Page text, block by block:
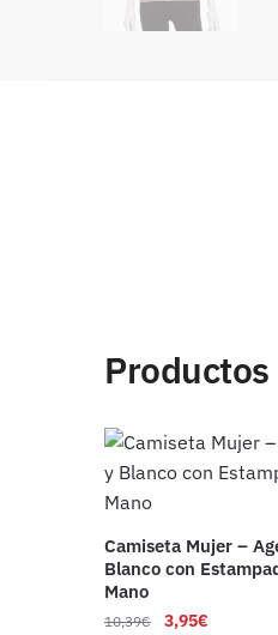
Camiseta Mujer –
Blanco con
Mano
10,39€ 3,95€